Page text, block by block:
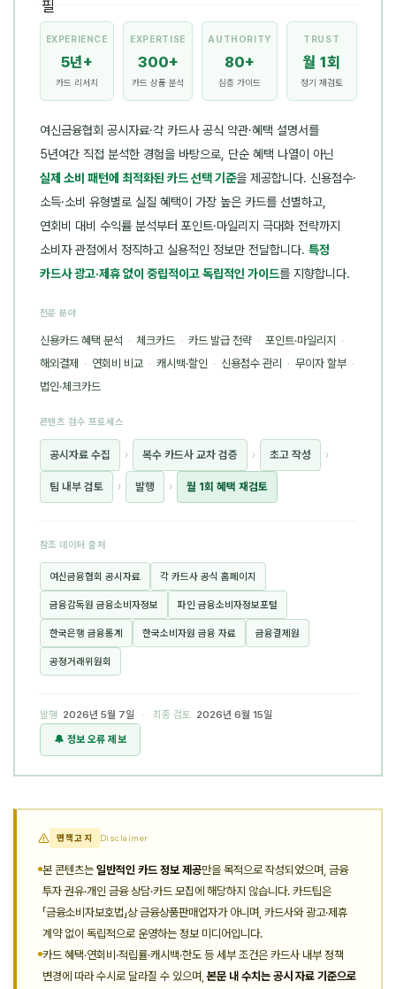
EXPERIENCE
5년+
카드 리서치
EXPERTISE
300+
카드 상품 분석
AUTHORITY
80+
심층 가이드
TRUST
월 1회
정기 재검토
여신금융협회 공시자료·각 카드사 공식 약관·혜택 설명서를
5년여간 직접 분석한 경험을 바탕으로, 단순 혜택 나열이 아닌
실제 소비 패턴에 최적화된 카드 선택 기준을 제공합니다. 신용점수·
소득·소비 유형별로 실질 혜택이 가장 높은 카드를 선별하고,
연회비 대비 수익률 분석부터 포인트·마일리지 극대화 전략까지
소비자 관점에서 정직하고 실용적인 정보만 전달합니다. 특정
카드사 광고·제휴 없이 중립적이고 독립적인 가이드를 지향합니다.
전문 분야
신용카드 혜택 분석 · 체크카드 · 카드 발급 전략 · 포인트·마일리지 ·
해외결제 · 연회비 비교 · 캐시백·할인 · 신용점수 관리 · 무이자 할부 ·
법인·체크카드
콘텐츠 검수 프로세스
공시자료 수집 › 복수 카드사 교차 검증 › 초고 작성 ›
팀 내부 검토 › 발행 › 월 1회 혜택 재검토
참조 데이터 출처
여신금융협회 공시자료 각 카드사 공식 홈페이지
금융감독원 금융소비자정보 파인 금융소비자정보포털
한국은행 금융통계 한국소비자원 금융 자료 금융결제원
공정거래위원회
발행 2026년 5월 7일 · 최종 검토
2026년 6월 15일
🔔 정보 오류 제보
면책고지 Disclaimer
본 콘텐츠는 일반적인 카드 정보 제공만을 목적으로 작성되었으며, 금융
투자 권유·개인 금융 상담·카드 모집에 해당하지 않습니다. 카드팁은
「금융소비자보호법」상 금융상품판매업자가 아니며, 카드사와 광고·제휴
계약 없이 독립적으로 운영하는 정보 미디어입니다.
카드 혜택·연회비·적립률·캐시백·한도 등 세부 조건은 카드사 내부 정책
변경에 따라 수시로 달라질 수 있으며,본문 내 수치는 공시 자료 기준으로